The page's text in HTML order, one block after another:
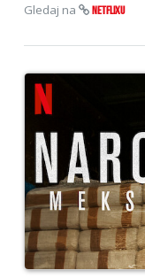
Gledaj na
NETFLIXU